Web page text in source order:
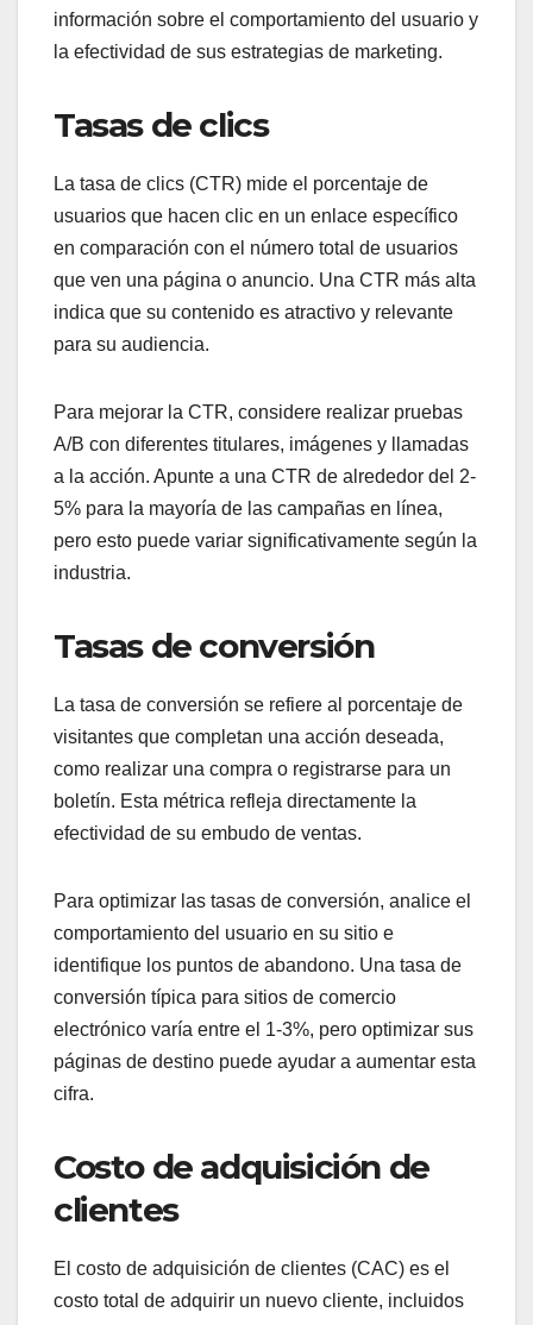
información sobre el comportamiento del usuario y
la efectividad de sus estrategias de marketing.
Tasas de clics
La tasa de clics (CTR) mide el porcentaje de
usuarios que hacen clic en un enlace específico
en comparación con el número total de usuarios
que ven una página o anuncio. Una CTR más alta
indica que su contenido es atractivo y relevante
para su audiencia.
Para mejorar la CTR, considere realizar pruebas
A/B con diferentes titulares, imágenes y llamadas
a la acción. Apunte a una CTR de alrededor del 2-
5% para la mayoría de las campañas en línea,
pero esto puede variar significativamente según la
industria.
Tasas de conversión
La tasa de conversión se refiere al porcentaje de
visitantes que completan una acción deseada,
como realizar una compra o registrarse para un
boletín. Esta métrica refleja directamente la
efectividad de su embudo de ventas.
Para optimizar las tasas de conversión, analice el
comportamiento del usuario en su sitio e
identifique los puntos de abandono. Una tasa de
conversión típica para sitios de comercio
electrónico varía entre el 1-3%, pero optimizar sus
páginas de destino puede ayudar a aumentar esta
cifra.
Costo de adquisición de
clientes
El costo de adquisición de clientes (CAC) es el
costo total de adquirir un nuevo cliente, incluidos